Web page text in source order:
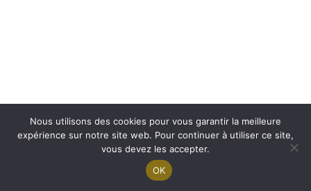
Nous utilisons des cookies pour vous garantir la meilleure
expérience sur notre site web. Pour continuer à utiliser ce site,
vous devez les accepter.
OK